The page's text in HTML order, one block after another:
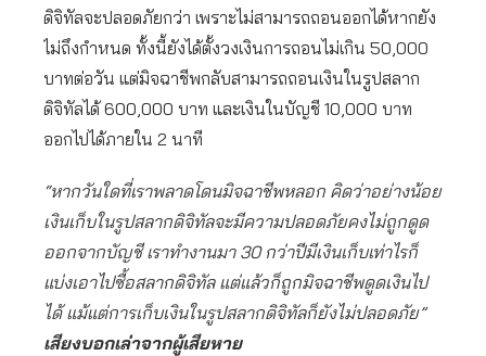
ดิจิทัลจะปลอดภัยกว่า เพราะไม่สามารถถอนออกได้หากยัง
ไม่ถึงกำหนด ทั้งนี้ยังได้ตั้งวงเงินการถอนไม่เกิน 50,000
บาทต่อวัน แต่มิจฉาชีพกลับสามารถถอนเงินในรูปสลาก
ดิจิทัลได้ 600,000 บาท และเงินในบัญชี 10,000 บาท
ออกไปได้ภายใน 2 นาที
“หากวันใดที่เราพลาดโดนมิจฉาชีพหลอก คิดว่าอย่างน้อย
เงินเก็บในรูปสลากดิจิทัลจะมีความปลอดภัยคงไม่ถูกดูด
ออกจากบัญชี เราทำงานมา 30 กว่าปีมีเงินเก็บเท่าไรก็
แบ่งเอาไปซื้อสลากดิจิทัล แต่แล้วก็ถูกมิจฉาชีพดูดเงินไป
ได้ แม้แต่การเก็บเงินในรูปสลากดิจิทัลก็ยังไม่ปลอดภัย”
เสียงบอกเล่าจากผู้เสียหาย